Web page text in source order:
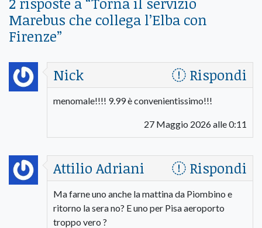
Marebus che collega l’Elba con
Firenze”
Nick
Rispondi
menomale!!!! 9.99 è convenientissimo!!!
27 Maggio 2026 alle 0:11
Attilio Adriani Rispondi
Ma farne uno anche la mattina da Piombino e
ritorno la sera no? E uno per Pisa aeroporto
troppo vero ?